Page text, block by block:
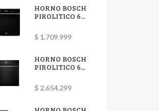
HORNO BOSCH
PIROLITICO 6...
$ 1.709.999
HORNO BOSCH
PIROLITICO 6...
$ 2.654.299